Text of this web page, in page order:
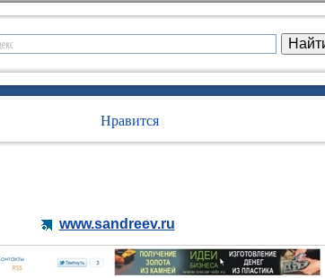
Нравится
www.sandreev.ru